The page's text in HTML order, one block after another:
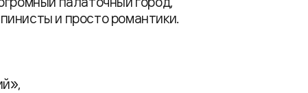
и просто романтики.